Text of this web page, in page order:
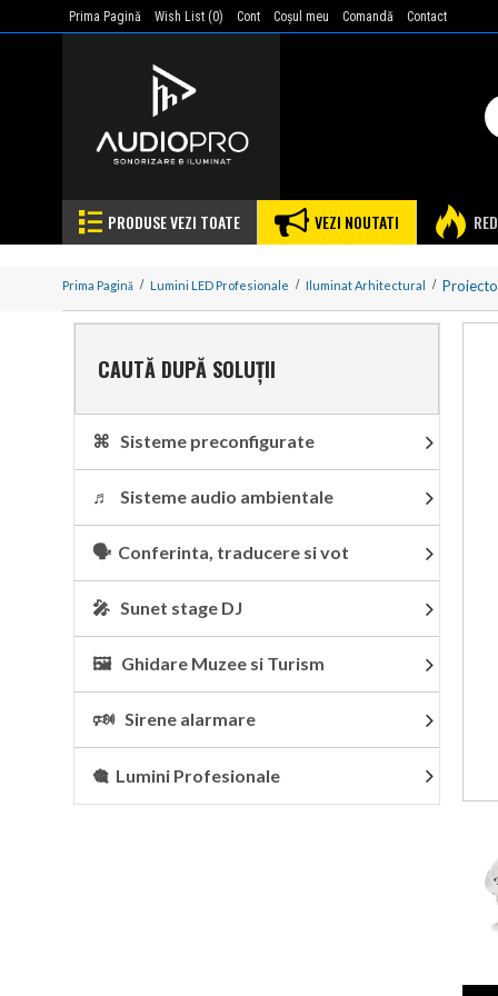
Prima Pagină Wish List (0) Cont Coşul meu Comandă Contact
PRODUSE VEZI TOATE VEZI NOUTATI
Prima Pagină Lumini LED Profesionale Iluminat Arhitectural
CAUTĂ DUPĂ SOLUȚII
⌘ Sisteme preconfigurate
♬ Sisteme audio ambientale
🗣 Conferinta, traducere si vot
🎤 Sunet stage DJ
🖼 Ghidare Muzee si Turism
🕬 Sirene alarmare
🎕 Lumini Profesionale